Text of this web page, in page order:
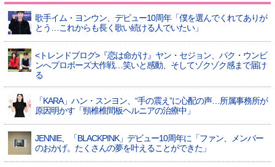
歌手イム・ヨンウン、デビュー10周年「僕を選んでくれてありが
とう…これからも長く歌い続ける人でいたい」
<トレンドブログ>『恋は命がけ』ヤン・セジョン、パク・ウンビ
ンへプロポーズ大作戦…笑いと感動、そしてゾクゾク感まで届け
る
「KARA」ハン・スンヨン、“手の震え”に心配の声…所属事務所が
原因明かす「頸椎椎間板ヘルニアの治療中」
JENNIE、「BLACKPINK」デビュー10周年に「ファン、メンバー
のおかげ。たくさんの夢を叶えることができた」